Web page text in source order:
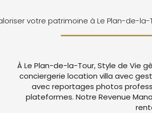
votre patrimoine à Le Plan-de-la-
À Le Plan-de-la-Tour, Style de Vie
conciergerie location villa avec
avec reportages photos
plateformes. Notre Revenue